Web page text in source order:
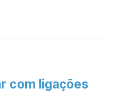
com ligações